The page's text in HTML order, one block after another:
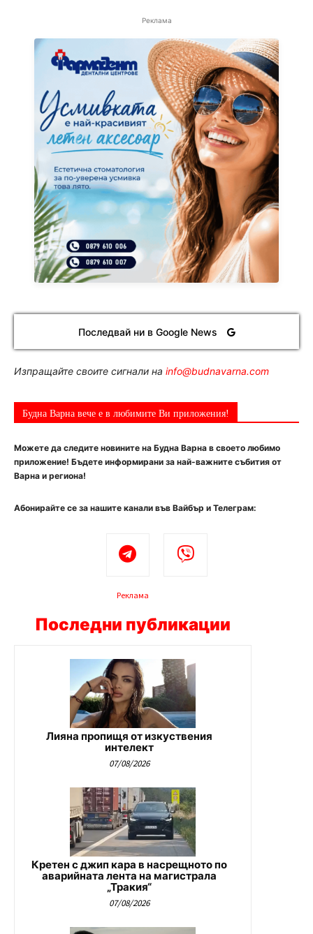
Реклама
Последвай ни в Google News
Изпращайте своите сигнали на info@budnavarna.com
Будна Варна вече е в любимите Ви приложения!
Можете да следите новините на Будна Варна в своето любимо
приложение! Бъдете информирани за най-важните събития от
Варна и региона!
Абонирайте се за нашите канали във Вайбър и Телеграм:
Реклама
Последни публикации
Лияна пропищя от изкуствения
интелект
07/08/2026
Кретен с джип кара в насрещното по
аварийната лента на магистрала
„Тракия“
07/08/2026